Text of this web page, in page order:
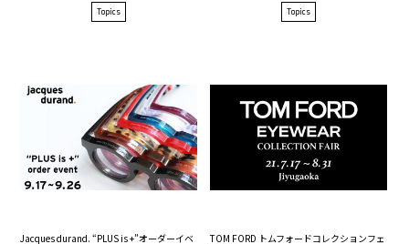
Topics
Topics
Jacques durand. “PLUS is +”オーダーイベ
TOM FORD トムフォードコレクションフェ